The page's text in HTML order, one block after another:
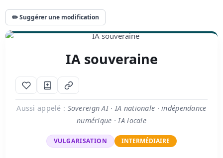
✏️ Suggérer une modification
IA souveraine
Aussi appelé : Sovereign AI · IA nationale · indépendance
numérique · IA locale
VULGARISATION INTERMÉDIAIRE